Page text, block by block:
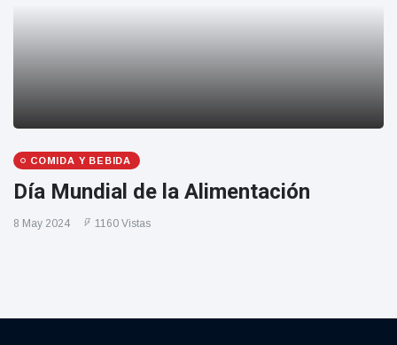
COMIDA Y BEBIDA
Día Mundial de la Alimentación
8 May 2024 1160 Vistas